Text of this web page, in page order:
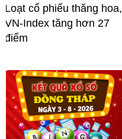
Loạt cổ phiếu thăng hoa,
VN-Index tăng hơn 27
điểm